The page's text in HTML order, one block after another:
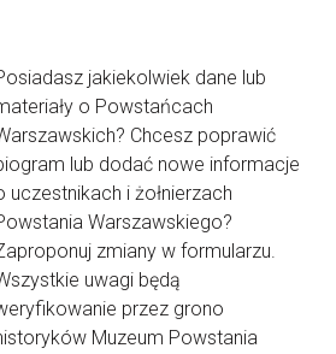
jakiekolwiek dane lub
o Powstańcach
Chcesz poprawić
lub dodać nowe informacje
uczestnikach i żołnierzach
Warszawskiego?
zmiany w formularzu.
uwagi będą
przez grono
Muzeum Powstania